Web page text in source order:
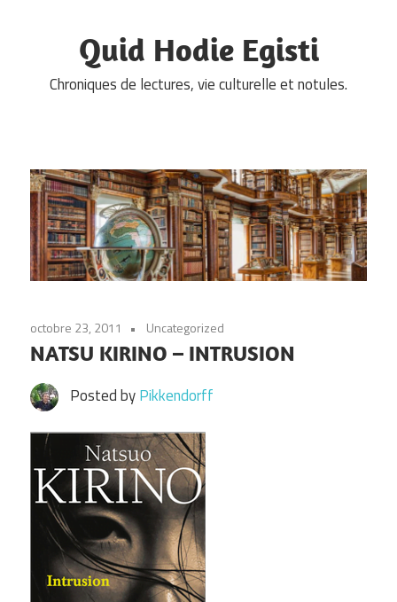
Quid Hodie Egisti
Chroniques de lectures, vie culturelle et notules.
octobre 23, 2011 Uncategorized
NATSU KIRINO – INTRUSION
Posted byPikkendorff